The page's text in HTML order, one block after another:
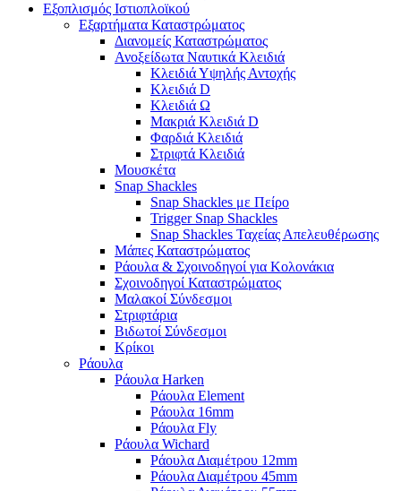
Εξοπλισμός Ιστιοπλοϊκού
Εξαρτήματα Καταστρώματος
Διανομείς Καταστρώματος
Ανοξείδωτα Ναυτικά Κλειδιά
Κλειδιά Υψηλής Αντοχής
Κλειδιά D
Κλειδιά Ω
Μακριά Κλειδιά D
Φαρδιά Κλειδιά
Στριφτά Κλειδιά
Μουσκέτα
Snap Shackles
Snap Shackles με Πείρο
Trigger Snap Shackles
Snap Shackles Ταχείας Απελευθέρωσης
Μάπες Καταστρώματος
Ράουλα & Σχοινοδηγοί για Κολονάκια
Σχοινοδηγοί Καταστρώματος
Μαλακοί Σύνδεσμοι
Στριφτάρια
Βιδωτοί Σύνδεσμοι
Κρίκοι
Ράουλα
Ράουλα Harken
Ράουλα Element
Ράουλα 16mm
Ράουλα Fly
Ράουλα Wichard
Ράουλα Διαμέτρου 12mm
Ράουλα Διαμέτρου 45mm